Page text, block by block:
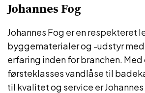
Johannes Fog
Johannes Fog er en respekteret
byggematerialer og -udstyr
erfaring inden for branchen. Med
førsteklasses vandlåse til
til kvalitet og service er